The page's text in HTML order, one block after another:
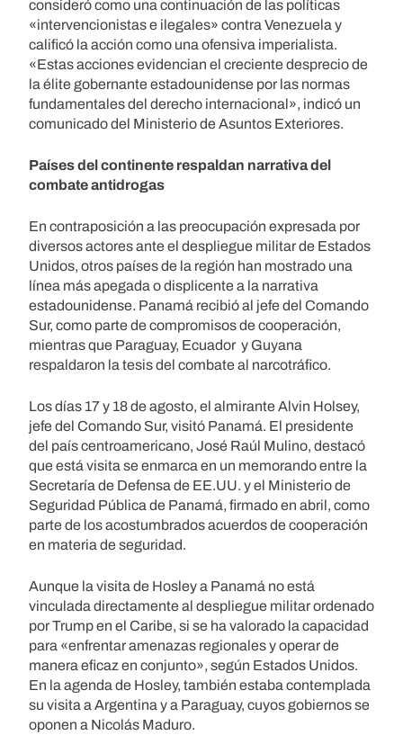
consideró como una continuación de las políticas
«intervencionistas e ilegales» contra Venezuela y
calificó la acción como una ofensiva imperialista.
«Estas acciones evidencian el creciente desprecio de
la élite gobernante estadounidense por las normas
fundamentales del derecho internacional», indicó un
comunicado del Ministerio de Asuntos Exteriores.
Países del continente respaldan narrativa del
combate antidrogas
En contraposición a las preocupación expresada por
diversos actores ante el despliegue militar de Estados
Unidos, otros países de la región han mostrado una
línea más apegada o displicente a la narrativa
estadounidense. Panamá recibió al jefe del Comando
Sur, como parte de compromisos de cooperación,
mientras que Paraguay, Ecuador y Guyana
respaldaron la tesis del combate al narcotráfico.
Los días 17 y 18 de agosto, el almirante Alvin Holsey,
jefe del Comando Sur, visitó Panamá. El presidente
del país centroamericano, José Raúl Mulino, destacó
que está visita se enmarca en un memorando entre la
Secretaría de Defensa de EE.UU. y el Ministerio de
Seguridad Pública de Panamá, firmado en abril, como
parte de los acostumbrados acuerdos de cooperación
en materia de seguridad.
Aunque la visita de Hosley a Panamá no está
vinculada directamente al despliegue militar ordenado
por Trump en el Caribe, si se ha valorado la capacidad
para «enfrentar amenazas regionales y operar de
manera eficaz en conjunto», según Estados Unidos.
En la agenda de Hosley, también estaba contemplada
su visita a Argentina y a Paraguay, cuyos gobiernos se
oponen a Nicolás Maduro.